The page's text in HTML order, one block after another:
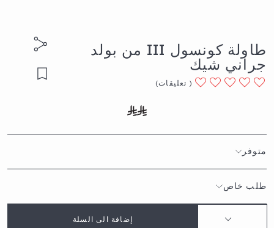
طاولة كونسول III من بولد
جراني شيك
( تعليقات)
متوفر
طلب خاص
إضافة الى السلة